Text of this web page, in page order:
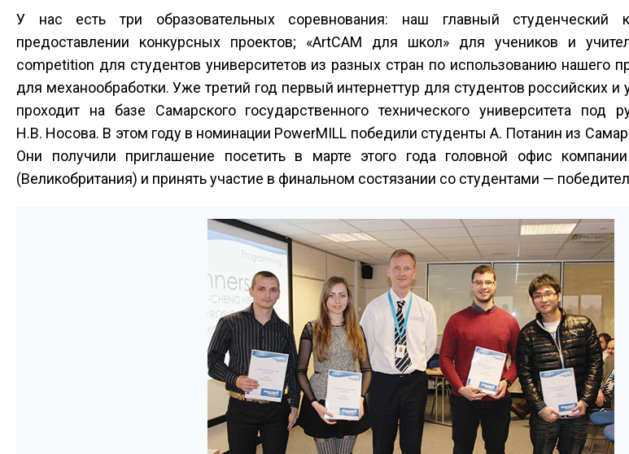
У нас есть три образовательных соревнования: наш главный студенческий
предоставлении конкурсных проектов; «ArtCAM для школ» для учеников и
competition для студентов университетов из разных стран по использованию нашего
для механообработки. Уже третий год первый интернет­тур для студентов российских и
проходит на базе Самарского государственного технического университета под
Н.В. Носова. В этом году в номинации PowerMILL победили студенты А. Потанин из
Они получили приглашение посетить в марте этого года головной офис
(Великобритания) и принять участие в финальном состязании со студентами —